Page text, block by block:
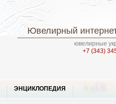
Ювелирный
ювелирные
+7 (343)
ЭНЦИКЛОПЕДИЯ